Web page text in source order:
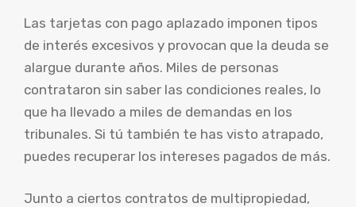
Las tarjetas con pago aplazado imponen tipos
de interés excesivos y provocan que la deuda se
alargue durante años. Miles de personas
contrataron sin saber las condiciones reales, lo
que ha llevado a miles de demandas en los
tribunales. Si tú también te has visto atrapado,
puedes recuperar los intereses pagados de más.
Junto a ciertos contratos de multipropiedad,